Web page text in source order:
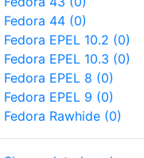
Fedora 44 (0)
Fedora EPEL 10.2 (0)
Fedora EPEL 10.3 (0)
Fedora EPEL 8 (0)
Fedora EPEL 9 (0)
Fedora Rawhide (0)